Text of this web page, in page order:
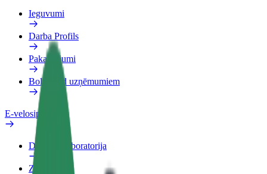
Ieguvumi
Darba Profils
Pakalpojumi
Bolt Food uzņēmumiem
E-velosipēdi
Drošības laboratorija
Ziņot